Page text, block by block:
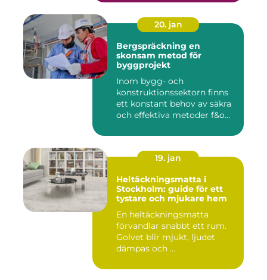
20. jan
Bergspräckning en
skonsam metod för
byggprojekt
Inom bygg- och
konstruktionssektorn finns
ett konstant behov av säkra
och effektiva metoder f&o...
19. jan
Heltäckningsmatta i
Stockholm: guide för ett
tystare och mjukare hem
En heltäckningsmatta
förvandlar snabbt ett rum.
Golvet blir mjukt, ljudet
dämpas och ...